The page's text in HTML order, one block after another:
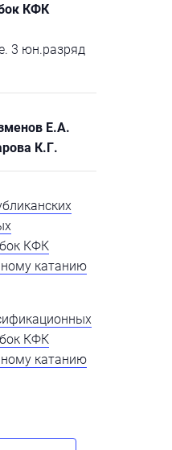
КФК
3 юн.разряд
Е.А.
К.Г.
КФК
катанию
КФК
катанию